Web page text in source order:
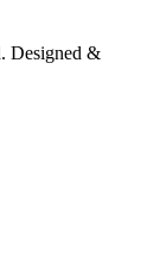
Designed &